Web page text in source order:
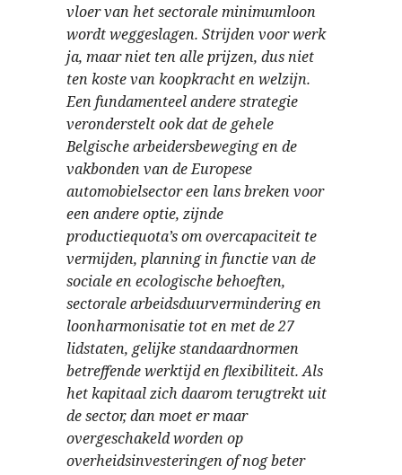
vloer van het sectorale minimumloon
wordt weggeslagen. Strijden voor werk
ja, maar niet ten alle prijzen, dus niet
ten koste van koopkracht en welzijn.
Een fundamenteel andere strategie
veronderstelt ook dat de gehele
Belgische arbeidersbeweging en de
vakbonden van de Europese
automobielsector een lans breken voor
een andere optie, zijnde
productiequota’s om overcapaciteit te
vermijden, planning in functie van de
sociale en ecologische behoeften,
sectorale arbeidsduurvermindering en
loonharmonisatie tot en met de 27
lidstaten, gelijke standaardnormen
betreffende werktijd en flexibiliteit. Als
het kapitaal zich daarom terugtrekt uit
de sector, dan moet er maar
overgeschakeld worden op
overheidsinvesteringen of nog beter